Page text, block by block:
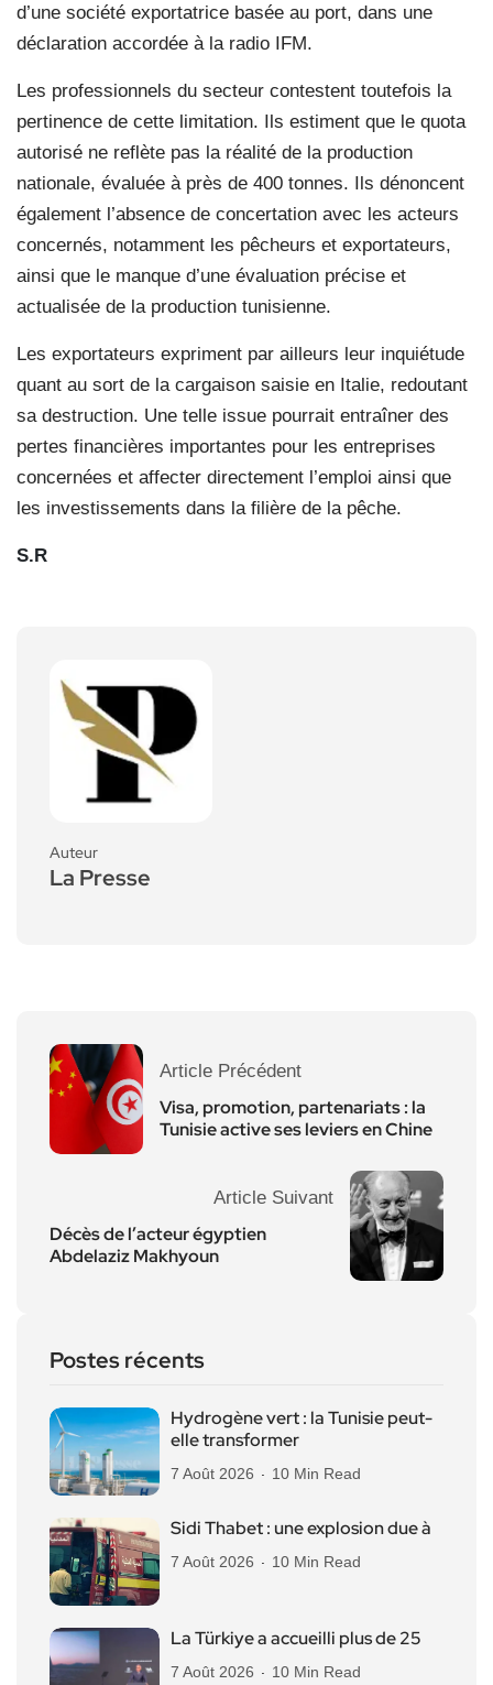
d’une société exportatrice basée au port, dans une
déclaration accordée à la radio IFM.
Les professionnels du secteur contestent toutefois la
pertinence de cette limitation. Ils estiment que le quota
autorisé ne reflète pas la réalité de la production
nationale, évaluée à près de 400 tonnes. Ils dénoncent
également l’absence de concertation avec les acteurs
concernés, notamment les pêcheurs et exportateurs,
ainsi que le manque d’une évaluation précise et
actualisée de la production tunisienne.
Les exportateurs expriment par ailleurs leur inquiétude
quant au sort de la cargaison saisie en Italie, redoutant
sa destruction. Une telle issue pourrait entraîner des
pertes financières importantes pour les entreprises
concernées et affecter directement l’emploi ainsi que
les investissements dans la filière de la pêche.
S.R
Auteur
La Presse
Article Précédent
Visa, promotion, partenariats : la
Tunisie active ses leviers en Chine
Article Suivant
Décès de l’acteur égyptien
Abdelaziz Makhyoun
Postes récents
Hydrogène vert : la Tunisie peut-
elle transformer
7 Août 2026 10 Min Read
Sidi Thabet : une explosion due à
7 Août 2026 10 Min Read
La Türkiye a accueilli plus de 25
7 Août 2026 10 Min Read